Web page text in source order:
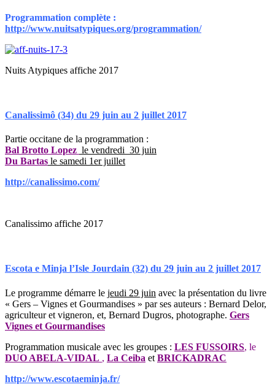
Programmation complète :
http://www.nuitsatypiques.org/programmation/
Nuits Atypiques affiche 2017
Canalissimô (34) du 29 juin au 2 juillet 2017
Partie occitane de la programmation :
Bal Brotto Lopez le vendredi 30 juin
Du Bartas le samedi 1er juillet
http://canalissimo.com/
Canalissimo affiche 2017
Escota e Minja l’Isle Jourdain (32) du 29 juin au 2 juillet 2017
Le programme démarre le jeudi 29 juin avec la présentation du livre
« Gers – Vignes et Gourmandises » par ses auteurs : Bernard Delor,
agriculteur et vigneron, et, Bernard Dugros, photographe. Gers
Vignes et Gourmandises
Programmation musicale avec les groupes : LES FUSSOIRS, le
DUO ABELA-VIDAL , La Ceiba et BRICKADRAC
http://www.escotaeminja.fr/